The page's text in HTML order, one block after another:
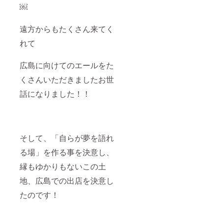
￼
遠方からもたくさん来てく
れて
広島に向けてのエールをた
くさんいただきましたお世
話になりました！！
そして、「自らが夢を語れ
る場」を作る事を決意し、
縁もゆかりもないこの土
地、広島での出店を決意し
たのです！